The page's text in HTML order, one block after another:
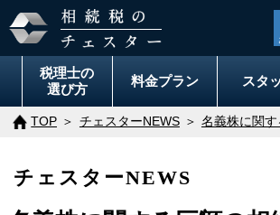
税理士の
選び方
料金プラン スタ
TOP チェスターNEWS 名義株に関
チェスターNEWS